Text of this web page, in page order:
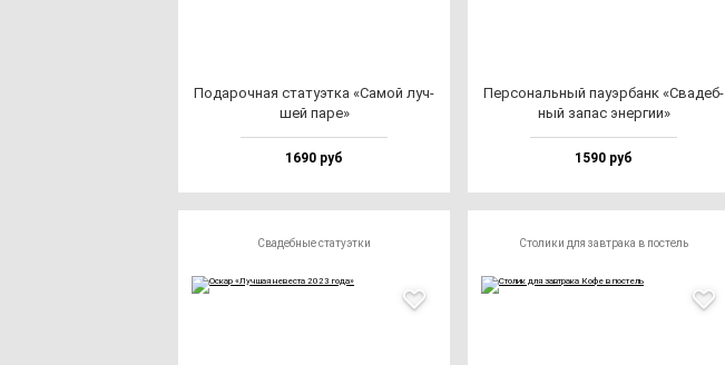
Пода­роч­ная ста­ту­эт­ка «Самой луч­
шей па­ре»
1690 руб
Пер­со­наль­ный па­уэр­банк «Сва­деб­
ный за­пас энер­гии»
1590 руб
Свадебные статуэтки Столики для завтрака в постель